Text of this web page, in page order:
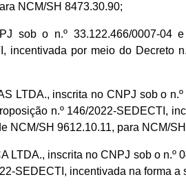
NCM/SH 8473.30.90;
sob o n.º 33.122.466/0007-
incentivada por meio do
LTDA., inscrita no CNPJ sob o
n.º 146/2022-SEDECTI,
NCM/SH 9612.10.11, para NCM/
LTDA., inscrita no CNPJ sob o
SEDECTI, incentivada na forma a